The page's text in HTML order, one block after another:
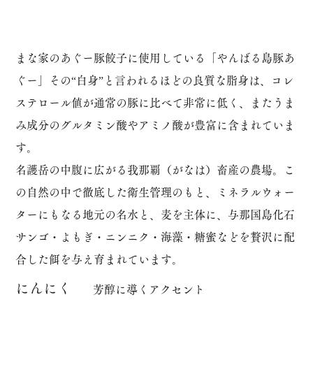
まな家のあぐー豚餃子に使用している「やんばる島豚あ
ぐー」その“白身”と言われるほどの良質な脂身は、コレ
ステロール値が通常の豚に比べて非常に低く、またうま
み成分のグルタミン酸やアミノ酸が豊富に含まれていま
す。
名護岳の中腹に広がる我那覇（がなは）畜産の農場。こ
の自然の中で徹底した衛生管理のもと、ミネラルウォー
ターにもなる地元の名水と、麦を主体に、与那国島化石
サンゴ・よもぎ・ニンニク・海藻・糖蜜などを贅沢に配
合した餌を与え育まれています。
​芳醇に導くアクセント
​にんにく